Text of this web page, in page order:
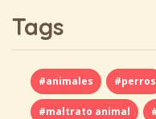
Tags
#animales #perros
#maltrato animal